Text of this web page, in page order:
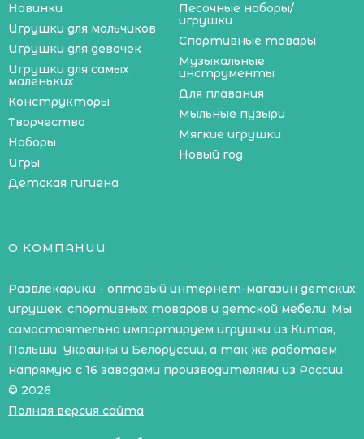
Новинки
Игрушки для мальчиков
Игрушки для девочек
Игрушки для самых
маленьких
Конструкторы
Творчество
Наборы
Игры
Детская гигиена
Песочные наборы/
игрушки
Спортивные товары
Музыкальные
инструменты
Для плавания
Мыльные пузыри
Мягкие игрушки
Новый год
О КОМПАНИИ
Развлекарики - оптовый интернет-магазин детских
игрушек, спортивных товаров и детской мебели. Мы
самостоятельно импортируем игрушки из Китая,
Польши, Украины и Белоруссии, а так же работаем
напрямую с 16 заводами производителями из России.
© 2026
Полная версия сайта